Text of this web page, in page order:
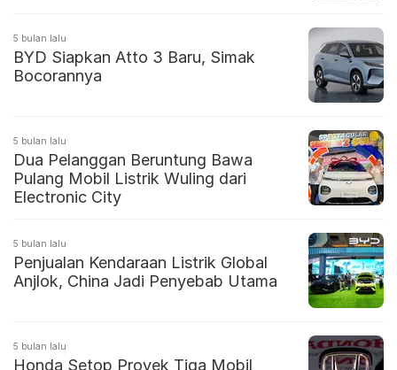
5 bulan lalu
BYD Siapkan Atto 3 Baru, Simak
Bocorannya
5 bulan lalu
Dua Pelanggan Beruntung Bawa
Pulang Mobil Listrik Wuling dari
Electronic City
5 bulan lalu
Penjualan Kendaraan Listrik Global
Anjlok, China Jadi Penyebab Utama
5 bulan lalu
Honda Setop Proyek Tiga Mobil